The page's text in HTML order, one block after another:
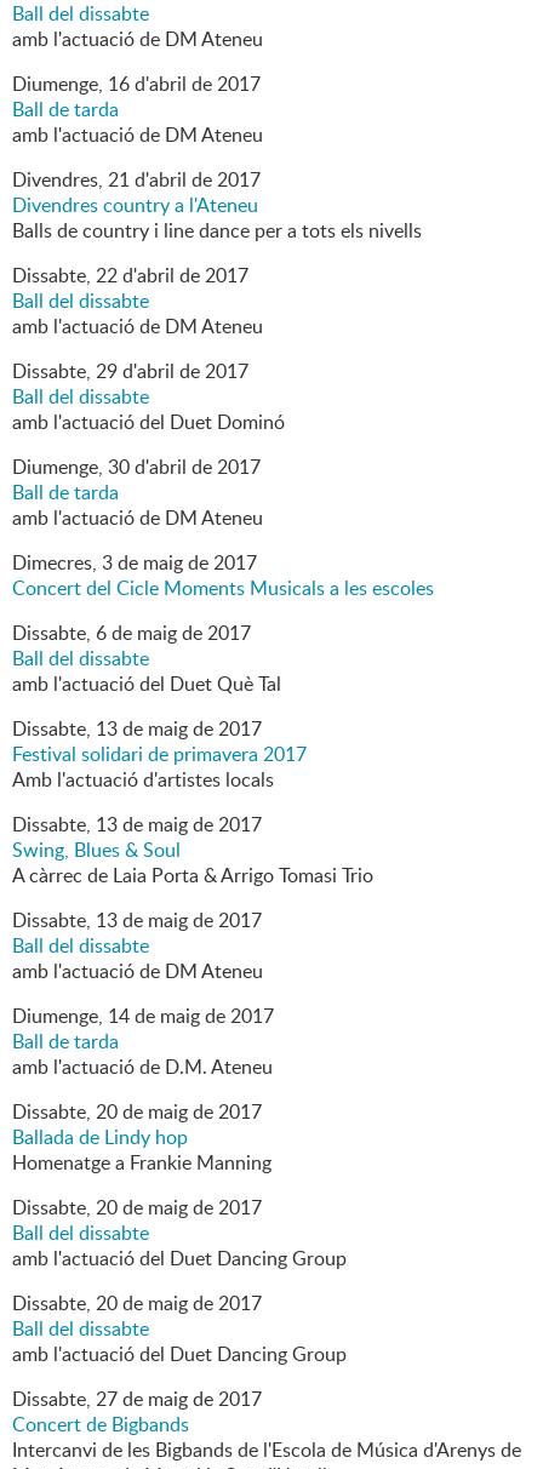
Ball del dissabte
amb l'actuació de DM Ateneu
Diumenge, 16d'abril de2017
Ball de tarda
amb l'actuació de DM Ateneu
Divendres, 21d'abril de2017
Divendres country a l'Ateneu
Balls de country i line dance per a tots els nivells
Dissabte, 22d'abril de2017
Ball del dissabte
amb l'actuació de DM Ateneu
Dissabte, 29d'abril de2017
Ball del dissabte
amb l'actuació del Duet Dominó
Diumenge, 30d'abril de2017
Ball de tarda
amb l'actuació de DM Ateneu
Dimecres, 3de maigde2017
Concert del Cicle Moments Musicals a les escoles
Dissabte, 6de maigde2017
Ball del dissabte
amb l'actuació del Duet Què Tal
Dissabte, 13de maigde2017
Festival solidari de primavera 2017
Amb l'actuació d'artistes locals
Dissabte, 13de maigde2017
Swing, Blues & Soul
A càrrec de Laia Porta & Arrigo Tomasi Trio
Dissabte, 13de maigde2017
Ball del dissabte
amb l'actuació de DM Ateneu
Diumenge, 14de maigde2017
Ball de tarda
amb l'actuació de D.M. Ateneu
Dissabte, 20de maigde2017
Ballada de Lindy hop
Homenatge a Frankie Manning
Dissabte, 20de maigde2017
Ball del dissabte
amb l'actuació del Duet Dancing Group
Dissabte, 20de maigde2017
Ball del dissabte
amb l'actuació del Duet Dancing Group
Dissabte, 27de maigde2017
Concert de Bigbands
Intercanvi de les Bigbands de l'Escola de Música d'Arenys de